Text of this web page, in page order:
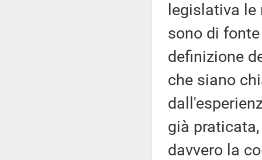
legislativa
sono di
definizione
che siano
già
davvero la